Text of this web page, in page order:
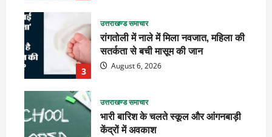
3
उत्तराखण्ड समाचार
रांगतोली में नाले में मिला नवजात, महिला की
सतर्कता से बची मासूम की जान
August 6, 2026
उत्तराखण्ड समाचार
भारी बारिश के चलते स्कूल और आंगनबाड़ी
केंद्रों में अवकाश